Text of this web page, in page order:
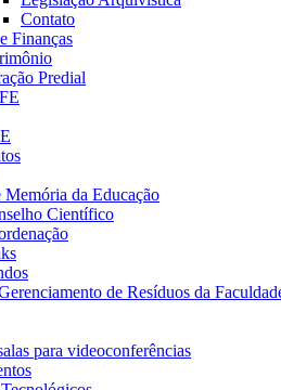
Contato
Finanças
Predial
Memória da Educação
Científico
de Resíduos da
para videoconferências